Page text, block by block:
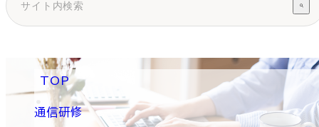
TOP
通信研修